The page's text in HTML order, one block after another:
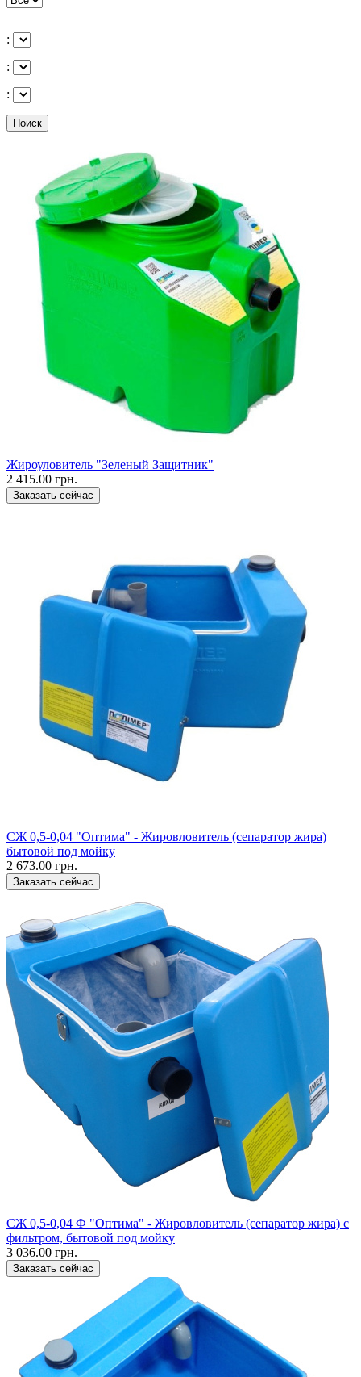
:
:
:
Поиск
Жироуловитель "Зеленый Защитник"
2 415.00 грн.
Заказать сейчас
СЖ 0,5-0,04 "Оптима" - Жировловитель (сепаратор жира)
бытовой под мойку
2 673.00 грн.
Заказать сейчас
СЖ 0,5-0,04 Ф "Оптима" - Жировловитель (сепаратор жира) с
фильтром, бытовой под мойку
3 036.00 грн.
Заказать сейчас